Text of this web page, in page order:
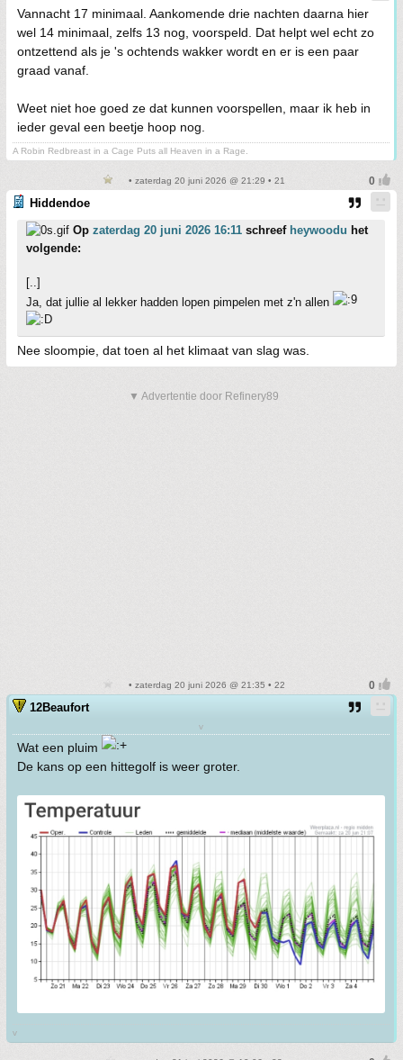
Vannacht 17 minimaal. Aankomende drie nachten daarna hier
wel 14 minimaal, zelfs 13 nog, voorspeld. Dat helpt wel echt zo
ontzettend als je 's ochtends wakker wordt en er is een paar
graad vanaf.
Weet niet hoe goed ze dat kunnen voorspellen, maar ik heb in
ieder geval een beetje hoop nog.
A Robin Redbreast in a Cage Puts all Heaven in a Rage.
• zaterdag 20 juni 2026 @ 21:29 • 21
Hiddendoe
Op zaterdag 20 juni 2026 16:11 schreef heywoodu het
volgende:
[..]
Ja, dat jullie al lekker hadden lopen pimpelen met z'n allen
Nee sloompie, dat toen al het klimaat van slag was.
▼ Advertentie door Refinery89
• zaterdag 20 juni 2026 @ 21:35 • 22
12Beaufort
v
Wat een pluim
De kans op een hittegolf is weer groter.
v